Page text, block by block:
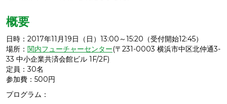
概要
日時：2017年11月19日（日）13:00～15:20（受付開始12:45）
場所： 関内フューチャーセンター(〒231-0003 横浜市中区北仲通3-
33 中小企業共済会館ビル 1F/2F)
定員：30名
参加費：500円
プログラム：